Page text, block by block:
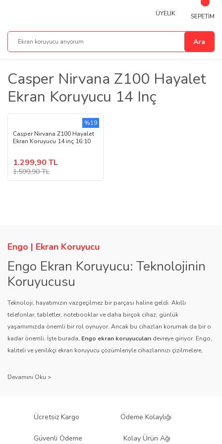
Ara
ÜYELİK SEPETİM
Casper Nirvana Z100 Hayalet
Ekran Koruyucu 14 Inç
Casper Nirvana Z100 Hayalet
Ekran Koruyucu 14 inç 16:10
1.299,90 TL
1.599,90 TL
%19
Engo | Ekran Koruyucu
Engo Ekran Koruyucu: Teknolojinin
Koruyucusu
Teknoloji, hayatımızın vazgeçilmez bir parçası haline geldi. Akıllı
telefonlar, tabletler, notebooklar ve daha birçok cihaz, günlük
yaşamımızda önemli bir rol oynuyor. Ancak bu cihazları korumak da bir o
kadar önemli. İşte burada, Engo ekran koruyucuları devreye giriyor. Engo,
kaliteli ve yenilikçi ekran koruyucu çözümleriyle cihazlarınızı çizilmelere,
sağlıyor.
Engo ekran koruyucuları
, uzun yıllara dayanan tecrübesi ve teknolojiye
ürününü titiz bir kalite kontrol sürecinden geçirir. Kullanıcı dostu tasarımı
Ücretsiz Kargo Ödeme Kolaylığı
Güvenli Ödeme Kolay Ürün Ağı